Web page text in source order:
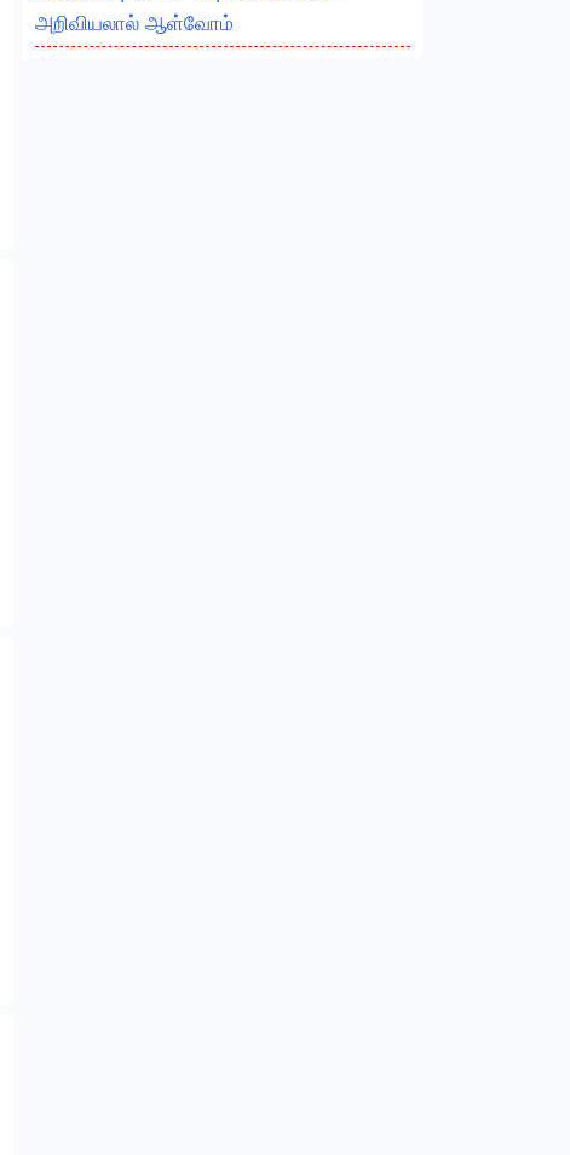
அறிவியலால் ஆள்வோம்